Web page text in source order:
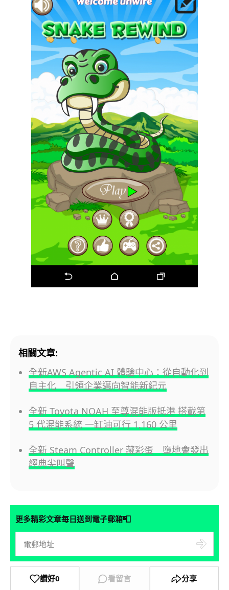
相關文章:
全新AWS Agentic AI 體驗中心：從自動化到
自主化 引領企業邁向智能新紀元
全新 Toyota NOAH 至尊混能版抵港 搭載第
5 代混能系統 一缸油可行 1,160 公里
全新 Steam Controller 藏彩蛋 墮地會發出
經典尖叫聲
更多精彩文章每日送到電子郵箱📮
讚好0 看留言 分享